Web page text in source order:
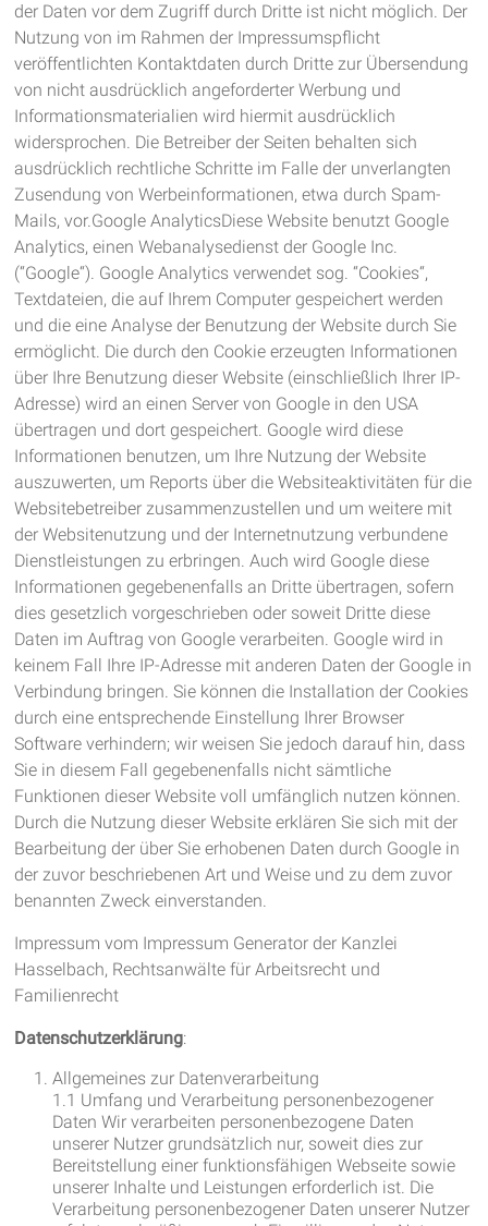
der Daten vor dem Zugriff durch Dritte ist nicht möglich. Der
Nutzung von im Rahmen der Impressumspflicht
veröffentlichten Kontaktdaten durch Dritte zur Übersendung
von nicht ausdrücklich angeforderter Werbung und
Informationsmaterialien wird hiermit ausdrücklich
widersprochen. Die Betreiber der Seiten behalten sich
ausdrücklich rechtliche Schritte im Falle der unverlangten
Zusendung von Werbeinformationen, etwa durch Spam-
Mails, vor.Google AnalyticsDiese Website benutzt Google
Analytics, einen Webanalysedienst der Google Inc.
(“Google“). Google Analytics verwendet sog. “Cookies“,
Textdateien, die auf Ihrem Computer gespeichert werden
und die eine Analyse der Benutzung der Website durch Sie
ermöglicht. Die durch den Cookie erzeugten Informationen
über Ihre Benutzung dieser Website (einschließlich Ihrer IP-
Adresse) wird an einen Server von Google in den USA
übertragen und dort gespeichert. Google wird diese
Informationen benutzen, um Ihre Nutzung der Website
auszuwerten, um Reports über die Websiteaktivitäten für die
Websitebetreiber zusammenzustellen und um weitere mit
der Websitenutzung und der Internetnutzung verbundene
Dienstleistungen zu erbringen. Auch wird Google diese
Informationen gegebenenfalls an Dritte übertragen, sofern
dies gesetzlich vorgeschrieben oder soweit Dritte diese
Daten im Auftrag von Google verarbeiten. Google wird in
keinem Fall Ihre IP-Adresse mit anderen Daten der Google in
Verbindung bringen. Sie können die Installation der Cookies
durch eine entsprechende Einstellung Ihrer Browser
Software verhindern; wir weisen Sie jedoch darauf hin, dass
Sie in diesem Fall gegebenenfalls nicht sämtliche
Funktionen dieser Website voll umfänglich nutzen können.
Durch die Nutzung dieser Website erklären Sie sich mit der
Bearbeitung der über Sie erhobenen Daten durch Google in
der zuvor beschriebenen Art und Weise und zu dem zuvor
benannten Zweck einverstanden.
Impressum vom Impressum Generator der Kanzlei
Hasselbach, Rechtsanwälte für Arbeitsrecht und
Familienrecht
Datenschutzerklärung:
Allgemeines zur Datenverarbeitung
1.1 Umfang und Verarbeitung personenbezogener
Daten Wir verarbeiten personenbezogene Daten
unserer Nutzer grundsätzlich nur, soweit dies zur
Bereitstellung einer funktionsfähigen Webseite sowie
unserer Inhalte und Leistungen erforderlich ist. Die
Verarbeitung personenbezogener Daten unserer Nutzer